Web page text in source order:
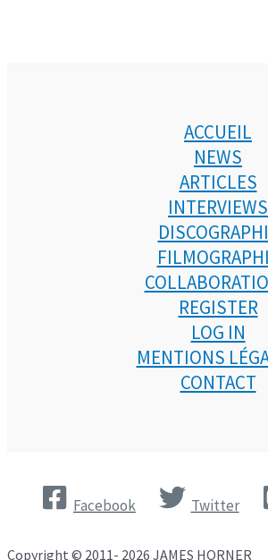
ACCUEIL
NEWS
ARTICLES
INTERVIEWS
REGISTER
LOG IN
MENTIONS
CONTACT
Facebook Twitter
Copyright © 2011- 2026 JAMES HORNER